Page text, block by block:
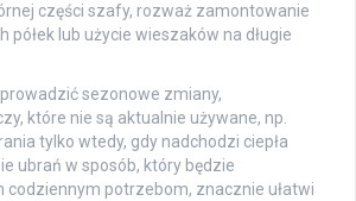
części szafy, rozważ zamontowanie
półek lub użycie wieszaków na długie
sezonowe zmiany,
które nie są aktualnie używane, np.
tylko wtedy, gdy nadchodzi ciepła
ubrań w sposób, który będzie
codziennym potrzebom, znacznie ułatwi